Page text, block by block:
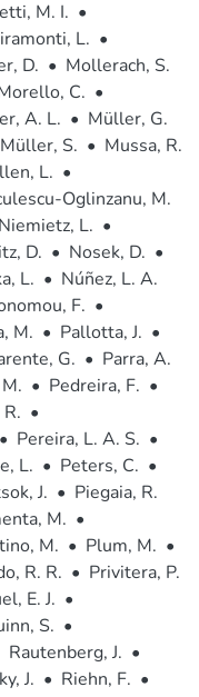
M. I. •
L. •
D. • Mollerach, S.
C. •
A. L. • Müller, G.
Müller, S. • Mussa, R.
L. •
Oglinzanu, M.
Niemietz, L. •
D. • Nosek, D. •
L. • Núñez, L. A.
F. •
M. • Pallotta, J. •
G. • Parra, A.
• Pedreira, F. •
•
• Pereira, L. A. S. •
L. • Peters, C. •
J. • Piegaia, R.
M. •
M. • Plum, M. •
R. R. • Privitera, P.
E. J. •
S. •
Rautenberg, J. •
J. • Riehn, F. •